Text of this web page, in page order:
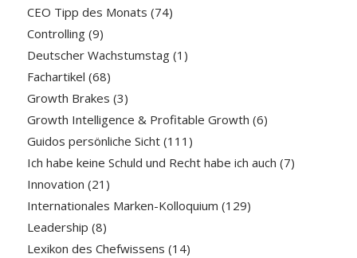
CEO Tipp des Monats (74)
Controlling(9)
Deutscher Wachstumstag(1)
Fachartikel (68)
Growth Brakes (3)
Growth Intelligence & Profitable Growth (6)
Guidos persönliche Sicht(111)
Ich habe keine Schuld und Recht habe ich auch (7)
Innovation (21)
Internationales Marken-Kolloquium (129)
Leadership (8)
Lexikon des Chefwissens (14)